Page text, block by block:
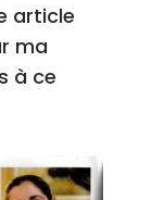
article
ma
à ce